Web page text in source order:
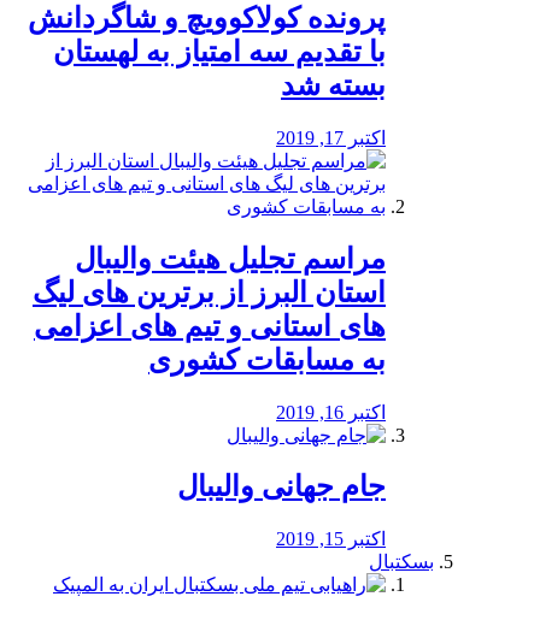
پرونده کولاکوویچ و شاگردانش
با تقدیم سه امتیاز به لهستان
بسته شد
اکتبر 17, 2019
مراسم تجلیل هیئت والیبال
استان البرز از برترین های لیگ
های استانی و تیم های اعزامی
به مسابقات کشوری
اکتبر 16, 2019
جام جهانی والیبال
اکتبر 15, 2019
بسکتبال